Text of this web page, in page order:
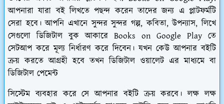
আপনারা যারা বই লিখতে পছন্দ করেন তাদের জন্য এ প্লাটফর্মটি
সেরা হবে। আপনি এখানে সুন্দর সুন্দর গল্প, কবিতা, উপন্যাস, লিখে
সেগুলো ডিজিটাল বুক আকারে Books on Google Play তে
সেটআপ করে মূল্য নির্ধারণ করে দিবেন। যখন কেউ আপনার বইটি
ক্রয় করতে আগ্রহী হবে তখন ডিজিটাল ওয়ালেট এর মাধ্যমে বা
ডিজিটাল পেমেন্ট
সিস্টেম ব্যবহার করে সে আপনার বইটি ক্রয় করবে। লক্ষ লক্ষ